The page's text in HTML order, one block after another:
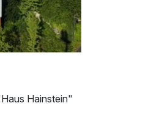
Hainstein"